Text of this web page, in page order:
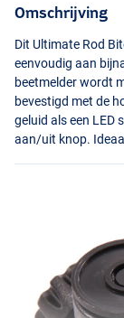
Omschrijving
Dit Ultimate Rod
eenvoudig aan
beetmelder wordt
bevestigd met de
geluid als een LED
aan/uit knop.